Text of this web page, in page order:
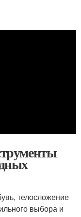
телосложение
выбора и